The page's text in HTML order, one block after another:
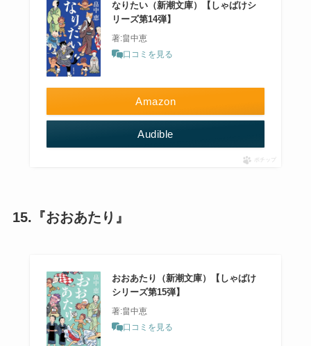
なりたい（新潮文庫）【しゃばけシ
リーズ第14弾】
著:畠中恵
口コミを見る
Amazon
Audible
ポチップ
15.『おおあたり』
おおあたり（新潮文庫）【しゃばけ
シリーズ第15弾】
著:畠中恵
口コミを見る